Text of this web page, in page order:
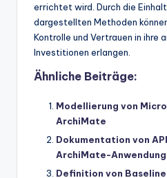
errichtet wird. Durch die
dargestellten Methoden
Kontrolle und Vertrauen in ihre
Investitionen erlangen.
Ähnliche Beiträge:
Modellierung von
ArchiMate
Dokumentation von
ArchiMate-
Definition von